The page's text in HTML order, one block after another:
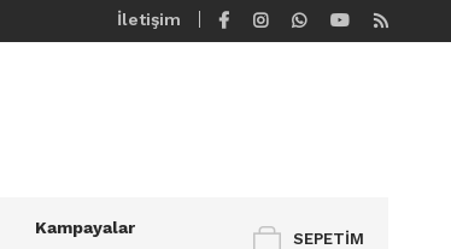
İletişim
SEPETIM
Kampayalar